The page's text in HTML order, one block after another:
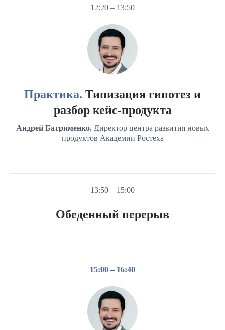
12:20 – 13:50
Практика. Типизация гипотез и
разбор кейс-продукта
Андрей Батрименко, Директор центра развития новых
продуктов Академии Ростеха
13:50 – 15:00
Обеденный перерыв
15:00 – 16:40